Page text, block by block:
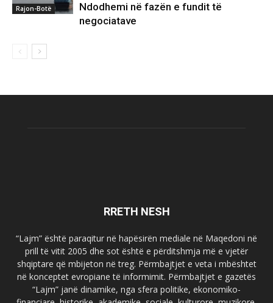
Rajon-Botë
Ndodhemi në fazën e fundit të
negociatave
RRETH NESH
“Lajm” është paraqitur në hapësirën mediale në Maqedoni në
prill të vitit 2005 dhe sot është e përditshmja më e vjetër
shqiptare që mbijeton në treg. Përmbajtjet e veta i mbështet
në konceptet evropiane të informimit. Përmbajtjet e gazetës
“Lajm” janë dinamike, nga sfera politike, ekonomiko-